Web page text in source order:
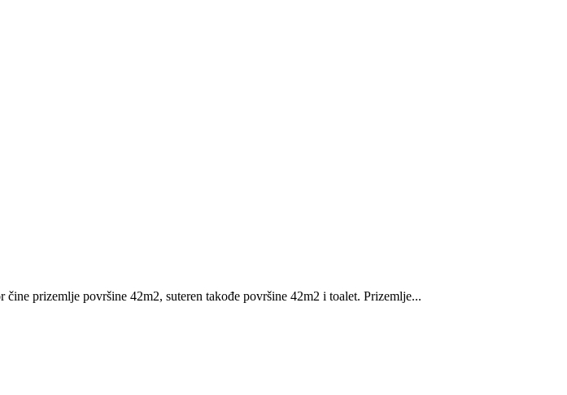
prizemlje površine 42m2, suteren takođe površine 42m2 i toalet. Prizemlje...